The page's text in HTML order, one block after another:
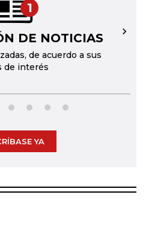
1
DE NOTICIAS
de acuerdo a sus
de interés
→
YA